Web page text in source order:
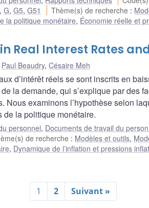
, G, G5, G51 Thème(s) de recherche :
la politique monétaire, Économie réelle et
Real Interest Rates
Paul Beaudry, Césaire Meh
d’intérêt réels se sont inscrits en
la demande, qui s’explique par des
Nous examinons l’hypothèse selon
la politique monétaire.
personnel, Documents de travail du
de recherche : Modèles et outils,
, Dynamique de l’inflation et pressions
1 2 Suivant »